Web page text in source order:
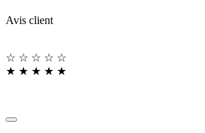
Avis client
☆ ☆ ☆ ☆ ☆
★ ★ ★ ★ ★